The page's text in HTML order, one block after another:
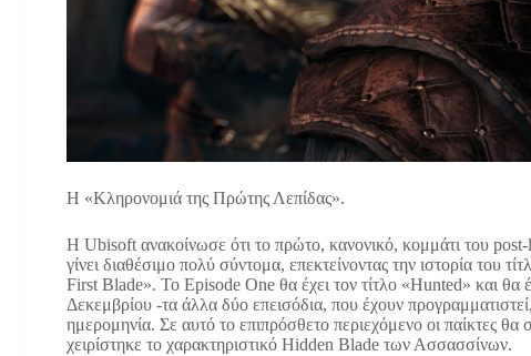
H «Κληρονομιά της Πρώτης Λεπίδας».
Η Ubisoft ανακοίνωσε ότι το πρώτο, κανονικό, κομμάτι του
γίνει διαθέσιμο πολύ σύντομα, επεκτείνοντας την ιστορία του
First Blade». Το Episode One θα έχει τον τίτλο «Hunted» και
Δεκεμβρίου -τα άλλα δύο επεισόδια, που έχουν
ημερομηνία. Σε αυτό το επιπρόσθετο περιεχόμενο οι παίκτες
χειρίστηκε το χαρακτηριστικό Hidden Blade των Ασσασσίνων.